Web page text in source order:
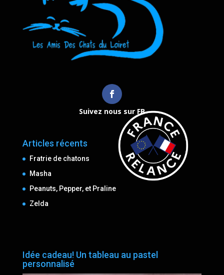
Suivez nous sur FB
Articles récents
Fratrie de chatons
Masha
Peanuts, Pepper, et Praline
Zelda
Idée cadeau! Un tableau au pastel
personnalisé